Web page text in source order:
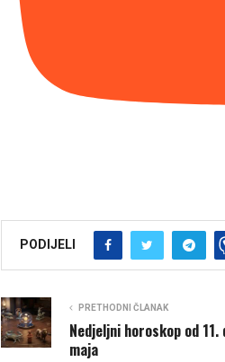
PODIJELI
PRETHODNI ČLANAK
Nedjeljni horoskop od 11.
maja